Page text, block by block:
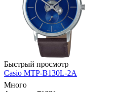
Быстрый просмотр
Casio MTP-B130L-2A
Много